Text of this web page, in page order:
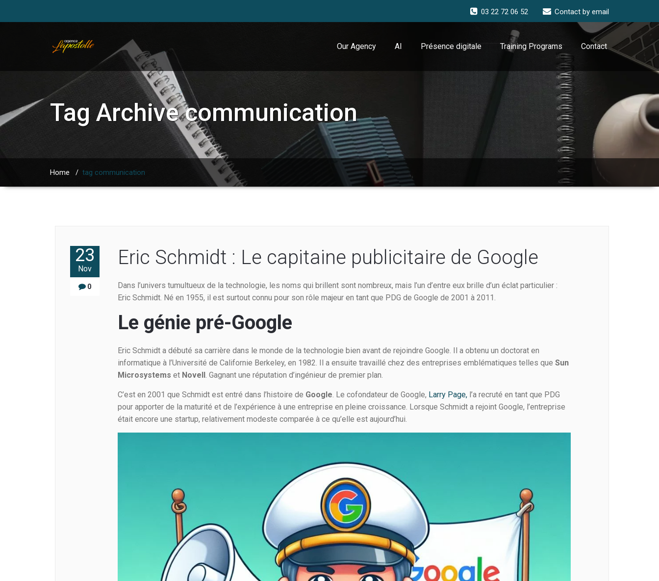
03 22 72 06 52 Contact by email
Our Agency AI Présence digitale Training Programs Contact
Tag Archivecommunication
Home / tag communication
23
Nov
0
Eric Schmidt : Le capitaine publicitaire de Google
Dans l’univers tumultueux de la technologie, les noms qui brillent sont nombreux, mais l’un d’entre eux brille d’un éclat particulier :
Eric Schmidt. Né en 1955, il est surtout connu pour son rôle majeur en tant que PDG de Google de 2001 à 2011.
Le génie pré-Google
Eric Schmidt a débuté sa carrière dans le monde de la technologie bien avant de rejoindre Google. Il a obtenu un doctorat en
informatique à l’Université de Californie Berkeley, en 1982. Il a ensuite travaillé chez des entreprises emblématiques telles queSun
Microsystems et Novell. Gagnant une réputation d’ingénieur de premier plan.
C’est en 2001 que Schmidt est entré dans l’histoire de Google. Le cofondateur de Google, Larry Page, l’a recruté en tant que PDG
pour apporter de la maturité et de l’expérience à une entreprise en pleine croissance. Lorsque Schmidt a rejoint Google, l’entreprise
était encore une startup, relativement modeste comparée à ce qu’elle est aujourd’hui.